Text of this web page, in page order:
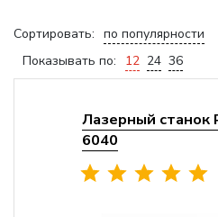
Сортировать: по популярности
Показывать по:
12 24 36
Лазерный станок
6040